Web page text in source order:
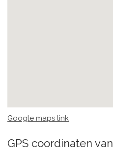
Google maps link
GPS coordinaten van